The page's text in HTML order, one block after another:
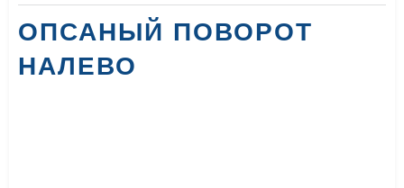
ОПСАНЫЙ ПОВОРОТ
НАЛЕВО